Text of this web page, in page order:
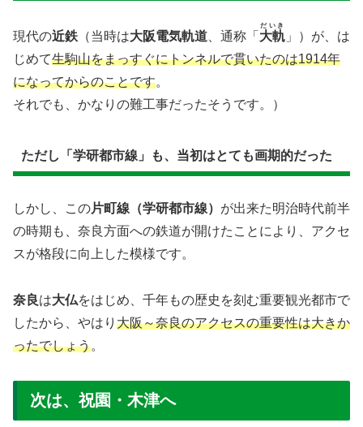
現代の近鉄 （当時は大阪電気軌道 、通称「 大軌
だいき
」）が、は
じめて生駒山をまっすぐにトンネルで貫いたのは1914年
になってからのことです。
それでも、かなりの難工事だったそうです。）
ただし「学研都市線」も、当初はとても画期的だった
しかし、この片町線（学研都市線） が出来た明治時代前半
の時期も、奈良方面への鉄道が開けたことにより、アクセ
スが格段に向上した模様です。
奈良は大仏をはじめ、千年もの歴史を刻む重要観光都市で
したから、やはり 大阪～奈良のアクセスの重要性は大きか
ったでしょう。
次は、祝園・木津へ